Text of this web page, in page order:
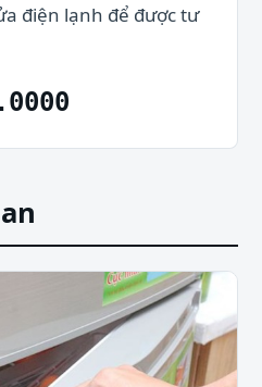
điện lạnh để được tư